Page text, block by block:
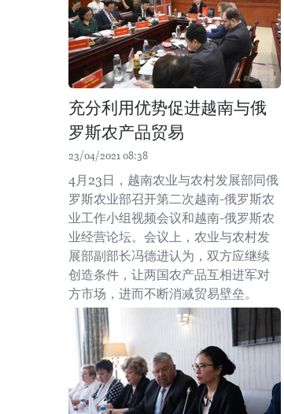
充分利用优势促进越南与俄
罗斯农产品贸易
23/04/2021 08:38
4月23日，越南农业与农村发展部同俄
罗斯农业部召开第二次越南-俄罗斯农
业工作小组视频会议和越南-俄罗斯农
业经营论坛。会议上，农业与农村发
展部副部长冯德进认为，双方应继续
创造条件，让两国农产品互相进军对
方市场，进而不断消减贸易壁垒。